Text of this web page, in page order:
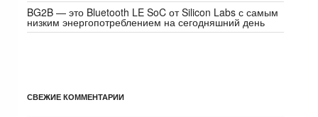
BG2B — это Bluetooth LE SoC от Silicon Labs с самым
низким энергопотреблением на сегодняшний день
СВЕЖИЕ КОММЕНТАРИИ